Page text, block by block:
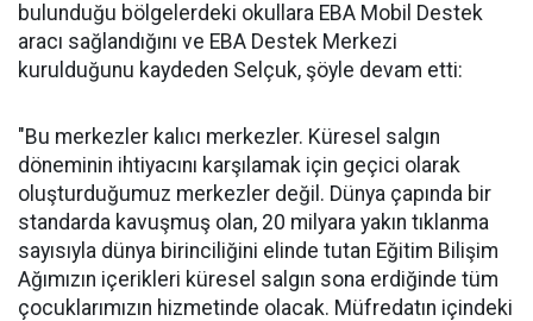
bulunduğu bölgelerdeki okullara EBA Mobil Destek
aracı sağlandığını ve EBA Destek Merkezi
kurulduğunu kaydeden Selçuk, şöyle devam etti:
"Bu merkezler kalıcı merkezler. Küresel salgın
döneminin ihtiyacını karşılamak için geçici olarak
oluşturduğumuz merkezler değil. Dünya çapında bir
standarda kavuşmuş olan, 20 milyara yakın tıklanma
sayısıyla dünya birinciliğini elinde tutan Eğitim Bilişim
Ağımızın içerikleri küresel salgın sona erdiğinde tüm
çocuklarımızın hizmetinde olacak. Müfredatın içindeki